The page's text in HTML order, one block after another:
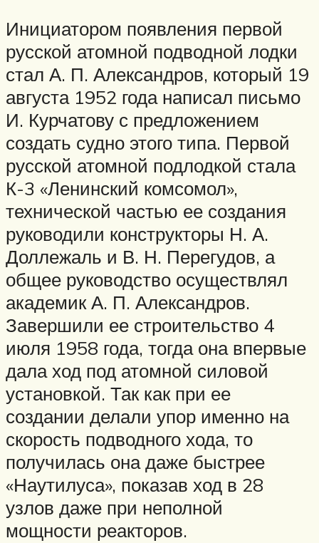
Инициатором появления первой
русской атомной подводной лодки
стал А. П. Александров, который 19
августа 1952 года написал письмо
И. Курчатову с предложением
создать судно этого типа. Первой
русской атомной подлодкой стала
К-3 «Ленинский комсомол»,
технической частью ее создания
руководили конструкторы Н. А.
Доллежаль и В. Н. Перегудов, а
общее руководство осуществлял
академик А. П. Александров.
Завершили ее строительство 4
июля 1958 года, тогда она впервые
дала ход под атомной силовой
установкой. Так как при ее
создании делали упор именно на
скорость подводного хода, то
получилась она даже быстрее
«Наутилуса», показав ход в 28
узлов даже при неполной
мощности реакторов.